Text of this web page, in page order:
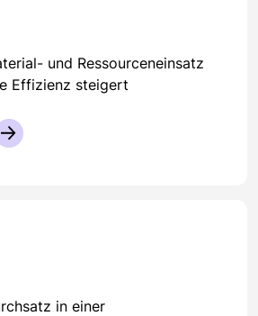
und Ressourceneinsatz
Effizienz steigert
in einer